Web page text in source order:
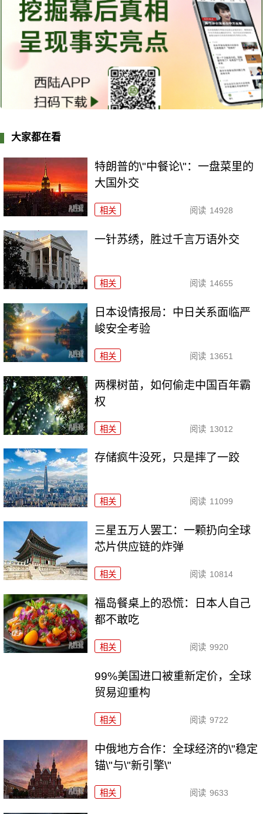
大家都在看
特朗普的\"中餐论\"：一盘菜里的
大国外交
相关 阅读 14928
一针苏绣，胜过千言万语外交
相关 阅读 14655
日本设情报局：中日关系面临严
峻安全考验
相关 阅读 13651
两棵树苗，如何偷走中国百年霸
权
相关 阅读 13012
存储疯牛没死，只是摔了一跤
相关 阅读 11099
三星五万人罢工：一颗扔向全球
芯片供应链的炸弹
相关 阅读 10814
福岛餐桌上的恐慌：日本人自己
都不敢吃
相关 阅读 9920
99%美国进口被重新定价，全球
贸易迎重构
相关 阅读 9722
中俄地方合作：全球经济的\"稳定
锚\"与\"新引擎\"
相关 阅读 9633